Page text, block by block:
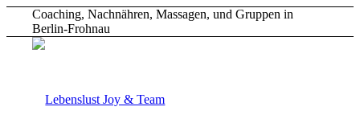
Coaching, Nachnähren, Massagen, und Gruppen in
Berlin-Frohnau